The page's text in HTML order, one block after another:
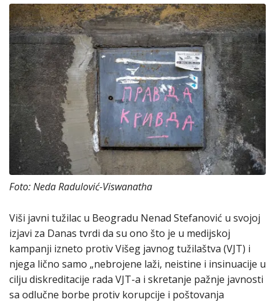
Foto: Neda Radulović-Viswanatha
Viši javni tužilac u Beogradu Nenad Stefanović u svojoj
izjavi za Danas tvrdi da su ono što je u medijskoj
kampanji izneto protiv Višeg javnog tužilaštva (VJT) i
njega lično samo „nebrojene laži, neistine i insinuacije u
cilju diskreditacije rada VJT-a i skretanje pažnje javnosti
sa odlučne borbe protiv korupcije i poštovanja